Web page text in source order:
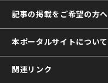
記事の掲載をご希望の方へ
本ポータルサイトについて
関連リンク